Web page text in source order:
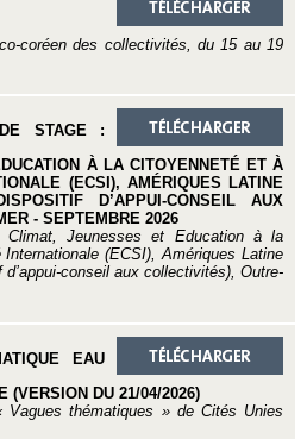
coréen des collectivités, du 15 au 19
STAGE :
À LA CITOYENNETÉ ET À
(ECSI), AMÉRIQUES LATINE
D’APPUI-CONSEIL AUX
- SEPTEMBRE 2026
Jeunesses et Education à la
(ECSI), Amériques Latine
conseil aux collectivités), Outre-
EAU
(VERSION DU 21/04/2026)
thématiques » de Cités Unies